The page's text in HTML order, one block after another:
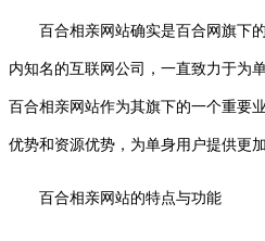
百合相亲网站确实是百合网旗下
内知名的互联网公司，一直致力于为
百合相亲网站作为其旗下的一个重要
优势和资源优势，为单身用户提供更
百合相亲网站的特点与功能